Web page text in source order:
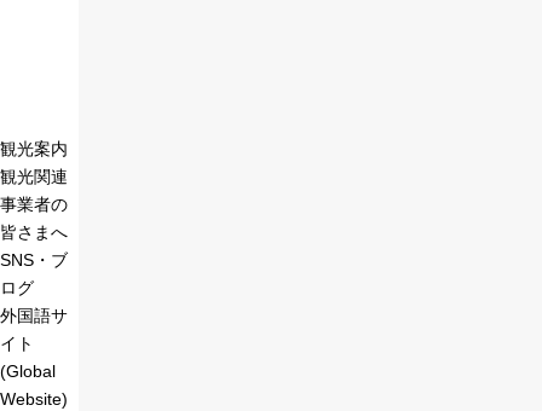
観光案内
観光関連
事業者の
皆さまへ
SNS・ブ
ログ
外国語サ
イト
(Global
Website)